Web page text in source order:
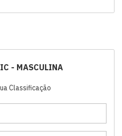
- MASCULINA
Classificação